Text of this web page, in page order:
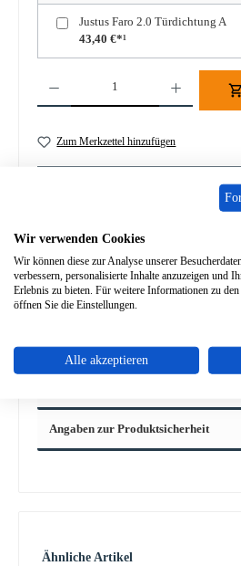
Justus Faro 2.0 Türdichtung A
43,40 €*¹
Zum Merkzettel hinzufügen
Frage zum
Beschreibung
Original Bodenstein Set für den
Mehr
Angaben zur Produktsicherheit
Produktgalerie überspringen
Ähnliche Artikel
Wir verwenden Cookies
Wir können diese zur Analyse unserer
verbessern, personalisierte Inhalte anzuzeigen und
Erlebnis zu bieten. Für weitere Informationen zu
öffnen Sie die Einstellungen.
Alle akzeptieren